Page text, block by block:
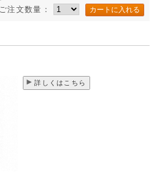
ご注文数量：
詳しくはこちら